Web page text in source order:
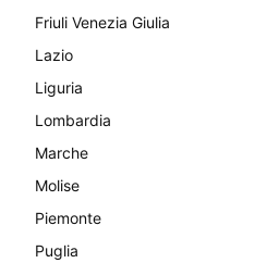
Friuli Venezia Giulia
Lazio
Liguria
Lombardia
Marche
Molise
Piemonte
Puglia